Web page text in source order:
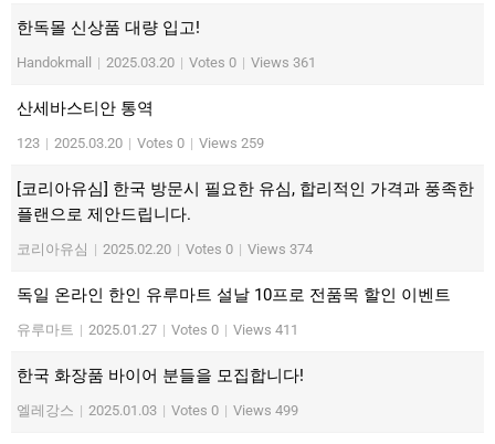
한독몰 신상품 대량 입고!
Handokmall | 2025.03.20 | Votes 0 | Views 361
산세바스티안 통역
123 | 2025.03.20 | Votes 0 | Views 259
[코리아유심] 한국 방문시 필요한 유심, 합리적인 가격과 풍족한
플랜으로 제안드립니다.
코리아유심 | 2025.02.20 | Votes 0 | Views 374
독일 온라인 한인 유루마트 설날 10프로 전품목 할인 이벤트
유루마트 | 2025.01.27 | Votes 0 | Views 411
한국 화장품 바이어 분들을 모집합니다!
엘레강스 | 2025.01.03 | Votes 0 | Views 499